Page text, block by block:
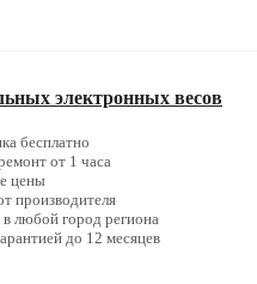
электронных весов
бесплатно
от 1 часа
цены
производителя
любой город региона
до 12 месяцев